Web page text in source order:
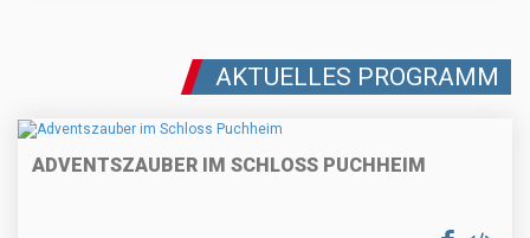
AKTUELLES PROGRAMM
ADVENTSZAUBER IM SCHLOSS PUCHHEIM